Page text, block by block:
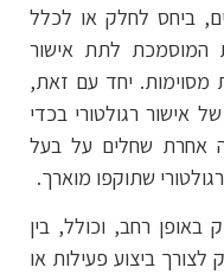
ביחס לחלק או לכלל
המוסמכת לתת אישור
מסוימות. יחד עם זאת,
אישור רגולטורי בכדי
אחרת שחלים על בעל
שתוקפו מוארך.
באופן רחב, וכולל, בין
לצורך ביצוע פעילות או